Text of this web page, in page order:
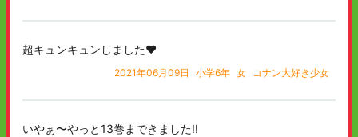
超キュンキュンしました❤
2021年06月09日 小学6年 女 コナン大好き少女
いやぁ〜やっと13巻まできました‼︎